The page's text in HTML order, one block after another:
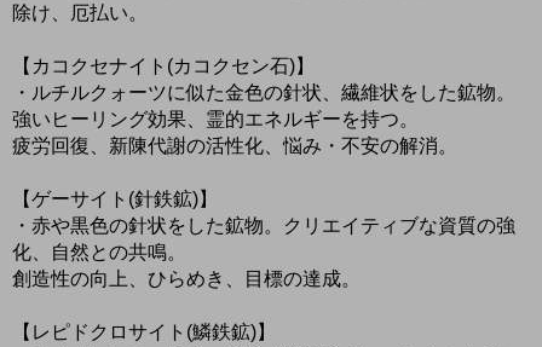
除け、厄払い。
【カコクセナイト(カコクセン石)】
・ルチルクォーツに似た金色の針状、繊維状をした鉱物。
強いヒーリング効果、霊的エネルギーを持つ。
疲労回復、新陳代謝の活性化、悩み・不安の解消。
【ゲーサイト(針鉄鉱)】
・赤や黒色の針状をした鉱物。クリエイティブな資質の強
化、自然との共鳴。
創造性の向上、ひらめき、目標の達成。
【レピドクロサイト(鱗鉄鉱)】